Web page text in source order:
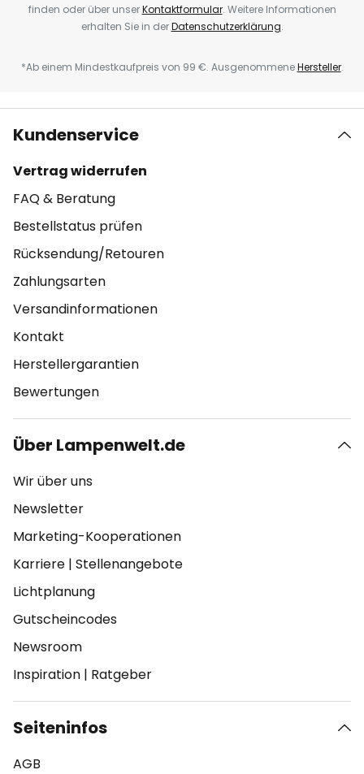
finden oder über unserKontaktformular. Weitere Informationen
erhalten Sie in derDatenschutzerklärung.
*Ab einem Mindestkaufpreis von 99 €. AusgenommeneHersteller.
Kundenservice
Vertrag widerrufen
FAQ & Beratung
Bestellstatus prüfen
Rücksendung/Retouren
Zahlungsarten
Versandinformationen
Kontakt
Herstellergarantien
Bewertungen
Über Lampenwelt.de
Wir über uns
Newsletter
Marketing-Kooperationen
Karriere | Stellenangebote
Lichtplanung
Gutscheincodes
Newsroom
Inspiration | Ratgeber
Seiteninfos
AGB